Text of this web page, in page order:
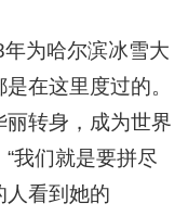
为哈尔滨冰雪大
在这里度过的。
转身，成为世界
我们就是要拼尽
人看到她的